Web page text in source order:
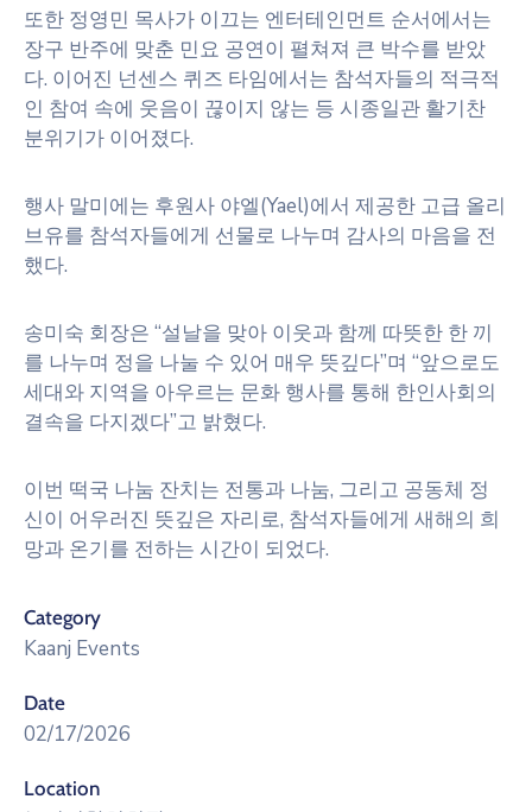
또한 정영민 목사가 이끄는 엔터테인먼트 순서에서는
장구 반주에 맞춘 민요 공연이 펼쳐져 큰 박수를 받았
다. 이어진 넌센스 퀴즈 타임에서는 참석자들의 적극적
인 참여 속에 웃음이 끊이지 않는 등 시종일관 활기찬
분위기가 이어졌다.
행사 말미에는 후원사 야엘(Yael)에서 제공한 고급 올리
브유를 참석자들에게 선물로 나누며 감사의 마음을 전
했다.
송미숙 회장은 “설날을 맞아 이웃과 함께 따뜻한 한 끼
를 나누며 정을 나눌 수 있어 매우 뜻깊다”며 “앞으로도
세대와 지역을 아우르는 문화 행사를 통해 한인사회의
결속을 다지겠다”고 밝혔다.
이번 떡국 나눔 잔치는 전통과 나눔, 그리고 공동체 정
신이 어우러진 뜻깊은 자리로, 참석자들에게 새해의 희
망과 온기를 전하는 시간이 되었다.
Category
Kaanj Events
Date
02/17/2026
Location